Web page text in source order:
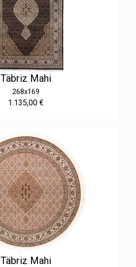
Täbriz Mahi
268x169
1.135,00 €
Täbriz Mahi